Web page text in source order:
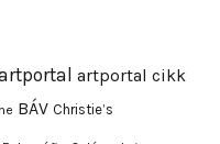
artportal cikk
BÁV Christie’s